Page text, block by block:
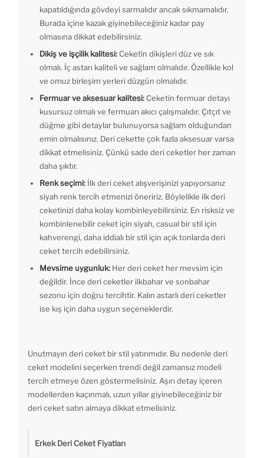
kapatıldığında gövdeyi sarmalıdır ancak sıkmamalıdır.
Burada içine kazak giyinebileceğiniz kadar pay
olmasına dikkat edebilirsiniz.
Dikiş ve işçilik kalitesi: Ceketin dikişleri düz ve sık
olmalı. İç astarı kaliteli ve sağlam olmalıdır. Özellikle kol
ve omuz birleşim yerleri düzgün olmalıdır.
Fermuar ve aksesuar kalitesi: Ceketin fermuar detayı
kusursuz olmalı ve fermuarı akıcı çalışmalıdır. Çıtçıt ve
düğme gibi detaylar bulunuyorsa sağlam olduğundan
emin olmalısınız. Deri cekette çok fazla aksesuar varsa
dikkat etmelisiniz. Çünkü sade deri ceketler her zaman
daha şıktır.
Renk seçimi: İlk deri ceket alışverişinizi yapıyorsanız
siyah renk tercih etmenizi öneririz. Böylelikle ilk deri
ceketinizi daha kolay kombinleyebilirsiniz. En risksiz ve
kombinlenebilir ceket için siyah, casual bir stil için
kahverengi, daha iddialı bir stil için açık tonlarda deri
ceket tercih edebilirsiniz.
Mevsime uygunluk: Her deri ceket her mevsim için
değildir. İnce deri ceketler ilkbahar ve sonbahar
sezonu için doğru tercihtir. Kalın astarlı deri ceketler
ise kış için daha uygun seçeneklerdir.
Unutmayın deri ceket bir stil yatırımıdır. Bu nedenle deri
ceket modelini seçerken trendi değil zamansız modeli
tercih etmeye özen göstermelisiniz. Aşırı detay içeren
modellerden kaçınmalı, uzun yıllar giyinebileceğiniz bir
deri ceket satın almaya dikkat etmelisiniz.
Erkek Deri Ceket Fiyatları